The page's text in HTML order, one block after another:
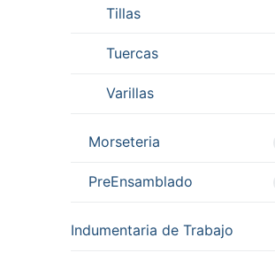
Tillas
Tuercas
Varillas
Morseteria
PreEnsamblado
Indumentaria de Trabajo